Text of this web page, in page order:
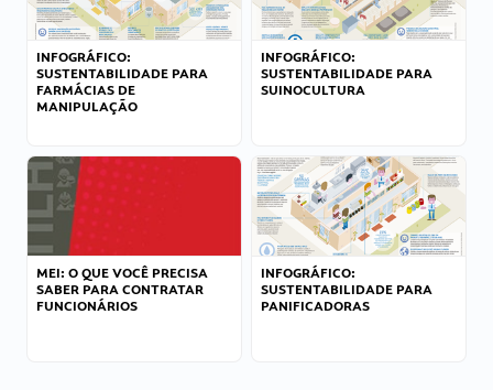
INFOGRÁFICO:
SUSTENTABILIDADE PARA
FARMÁCIAS DE
MANIPULAÇÃO
INFOGRÁFICO:
SUSTENTABILIDADE PARA
SUINOCULTURA
MEI: O QUE VOCÊ PRECISA
SABER PARA CONTRATAR
FUNCIONÁRIOS
INFOGRÁFICO:
SUSTENTABILIDADE PARA
PANIFICADORAS